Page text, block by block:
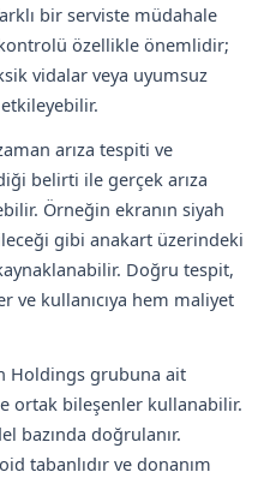
bir serviste müdahale
özellikle önemlidir;
vidalar veya uyumsuz
arıza tespiti ve
belirti ile gerçek arıza
Örneğin ekranın siyah
gibi anakart üzerindeki
Doğru tespit,
ve kullanıcıya hem maliyet
Holdings grubuna ait
ortak bileşenler kullanabilir.
bazında doğrulanır.
tabanlıdır ve donanım